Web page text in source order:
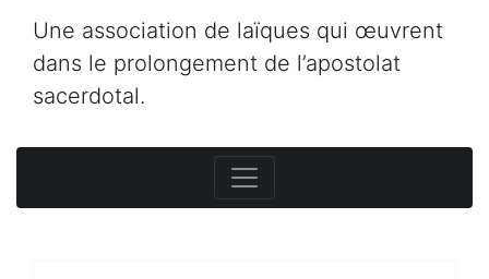
Une association de laïques qui œuvrent
dans le prolongement de l’apostolat
sacerdotal.